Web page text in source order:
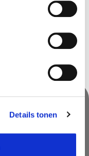
Details tonen